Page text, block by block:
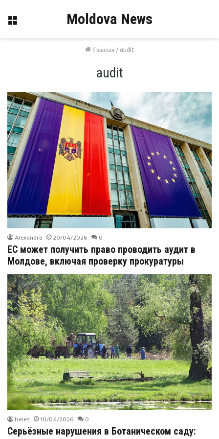
Меню Moldova News
Главная / audit
audit
Alexandra 20/04/2026 0
ЕС может получить право проводить аудит в
Молдове, включая проверку прокуратуры
Helen 10/04/2026 0
Серьёзные нарушения в Ботаническом саду: